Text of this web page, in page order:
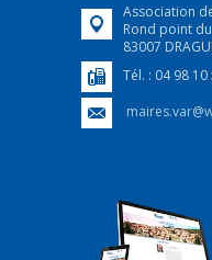
Association
Rond point
83007
Tél. : 04 98